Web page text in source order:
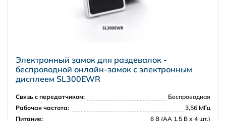
Электронный замок для раздевалок -
беспроводной онлайн-замок с электронным
дисплеем SL300EWR
Связь с передатчиком:
Беспроводная
Рабочая частота:
3,56 МГц
Питание:
6 В (АА 1,5 В х 4 шт.)